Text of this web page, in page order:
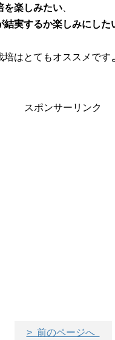
を楽しみたい
結実するか楽しみにした
はとてもオススメです
スポンサーリンク
> 前のページへ